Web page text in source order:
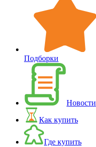
Подборки
Новости
Как купить
Где купить